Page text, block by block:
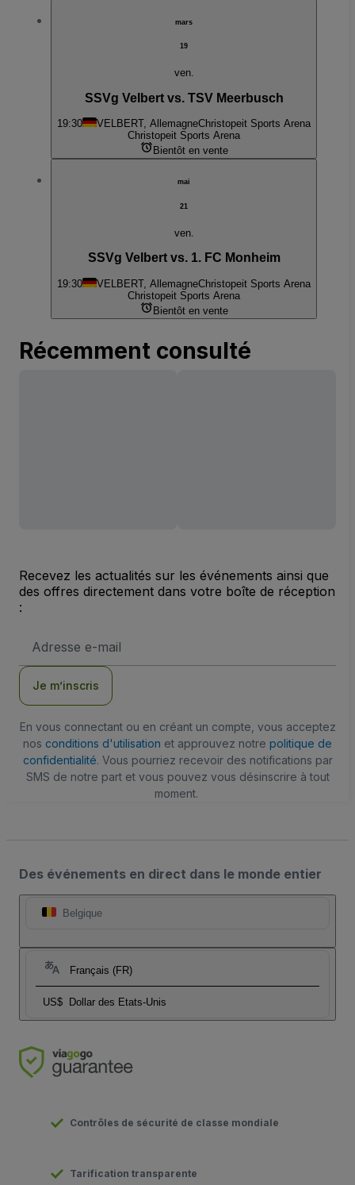
mars
19
ven.
SSVg Velbert vs. TSV Meerbusch
19:30 VELBERT, AllemagneChristopeit Sports Arena
Christopeit Sports Arena
Bientôt en vente
mai
21
ven.
SSVg Velbert vs. 1. FC Monheim
19:30 VELBERT, AllemagneChristopeit Sports Arena
Christopeit Sports Arena
Bientôt en vente
Récemment consulté
Recevez les actualités sur les événements ainsi que
des offres directement dans votre boîte de réception
:
e-
Je m’inscris
En vous connectant ou en créant un compte, vous acceptez
nos conditions d'utilisation et approuvez notre politique de
confidentialité. Vous pourriez recevoir des notifications par
SMS de notre part et vous pouvez vous désinscrire à tout
moment.
Des événements en direct dans le monde entier
Belgique
Français (FR)
US$ Dollar des Etats-Unis
Contrôles de sécurité de classe mondiale
Tarification transparente